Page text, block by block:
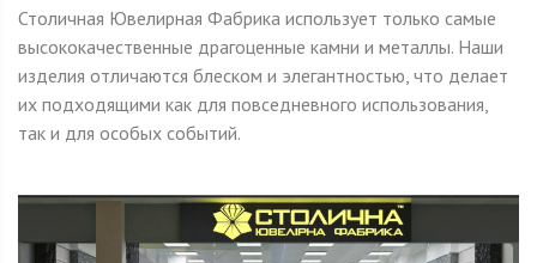
Столичная Ювелирная Фабрика использует только самые
высококачественные драгоценные камни и металлы. Наши
изделия отличаются блеском и элегантностью, что делает
их подходящими как для повседневного использования,
так и для особых событий.